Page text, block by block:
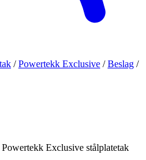
/ Powertekk Exclusive / Beslag /
Exclusive stålplatetak